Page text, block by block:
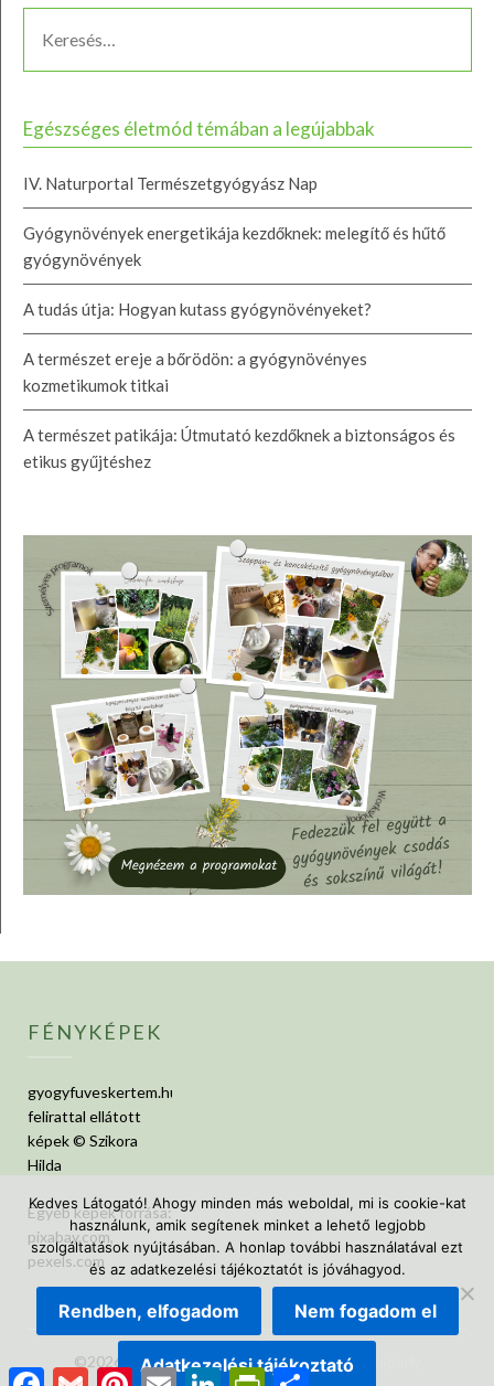
Egészséges életmód témában a legújabbak
IV. Naturportal Természetgyógyász Nap
Gyógynövények energetikája kezdőknek: melegítő és hűtő
gyógynövények
A tudás útja: Hogyan kutass gyógynövényeket?
A természet ereje a bőrödön: a gyógynövényes
kozmetikumok titkai
A természet patikája: Útmutató kezdőknek a biztonságos és
etikus gyűjtéshez
FÉNYKÉPEK
gyogyfuveskertem.hu
felirattal ellátott
képek © Szikora
Hilda
Egyéb képek forrása:
pixabay.com,
pexels.com
©2026 GyógyfüvesKertem| Design:Newspaperly
WordPress Theme
Facebook
Gmail Pinterest
Email LinkedInPrintFriendly
Ossza
Kedves Látogató! Ahogy minden más weboldal, mi is cookie-kat
használunk, amik segítenek minket a lehető legjobb
szolgáltatások nyújtásában. A honlap további használatával ezt
és az adatkezelési tájékoztatót is jóváhagyod.
Rendben, elfogadom Nem fogadom el
Adatkezelési tájékoztató